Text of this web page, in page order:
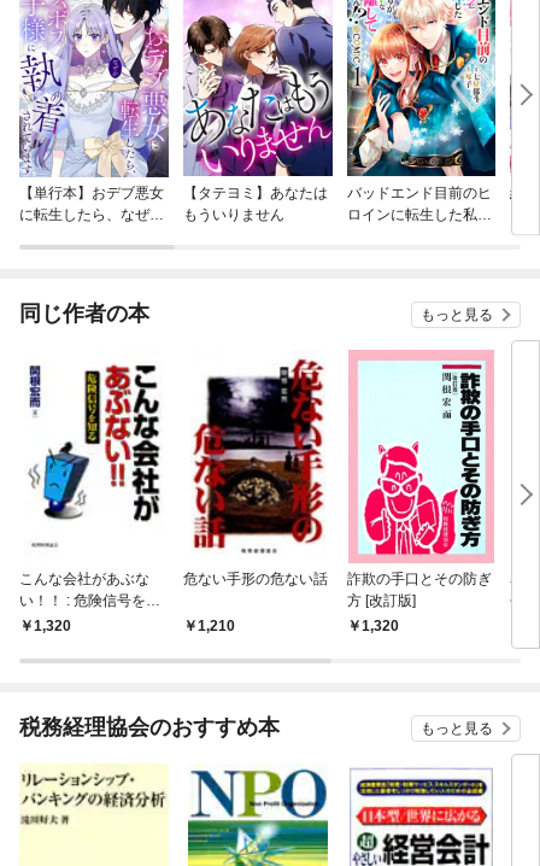
【単行本】おデブ悪女
に転生したら、なぜか
【タテヨミ】あなたは
もういりません
バッドエンド目前のヒ
ロインに転生した私、
結
同じ作者の本 もっと見る
こんな会社があぶな
い！！ : 危険信号を知
る1,320
危ない手形の危ない話
1,210
詐欺の手口とその防ぎ
方 [改訂版]
1,320
名
会
ク
税務経理協会のおすすめ本 もっと見る